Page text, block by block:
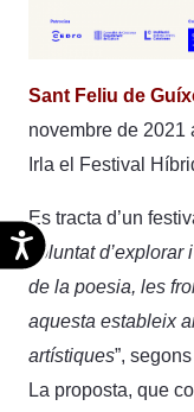
Accesibilidad
Sant Feliu de
novembre de 2021
Irla el Festival
Es tracta d’un
voluntat
de la poesia, les
aquesta estableix
artístiques”,
La proposta, que